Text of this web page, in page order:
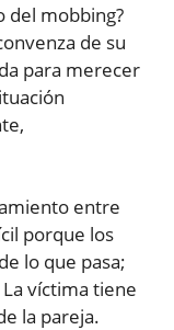
del mobbing?
de su
para merecer
entre
porque los
lo que pasa;
víctima tiene
la pareja.